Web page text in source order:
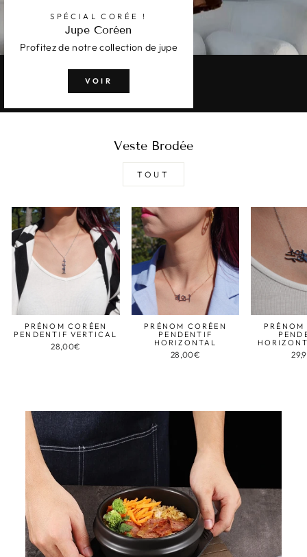
SPÉCIAL CORÉE !
Jupe Coréen
Profitez de notre collection de jupe
VOIR
Veste Brodée
TOUT
PRÉNOM CORÉEN
PENDENTIF VERTICAL
28,00€
PRÉNOM CORÉEN
PENDENTIF
HORIZONTAL
28,00€
PRÉNOM